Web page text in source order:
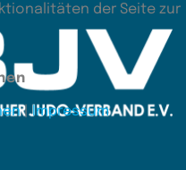
der Seite zur
|Impressum